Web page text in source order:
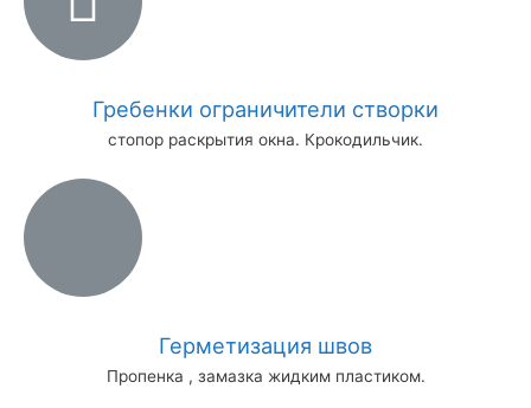
Гребенки ограничители створки
стопор раскрытия окна. Крокодильчик.
Герметизация швов
Пропенка , замазка жидким пластиком.